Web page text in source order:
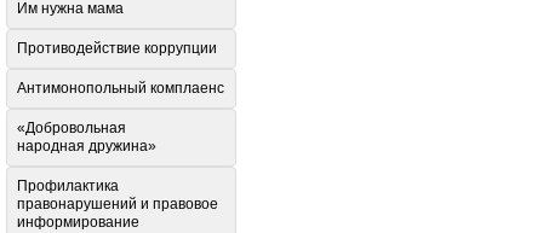
Им нужна мама
Противодействие коррупции
Антимонопольный комплаенс
«Добровольная
народная дружина»
Профилактика
правонарушений и правовое
информирование